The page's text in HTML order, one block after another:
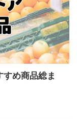
め商品総ま